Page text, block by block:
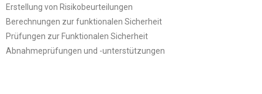
Erstellung von Risikobeurteilungen
Berechnungen zur funktionalen Sicherheit
Prüfungen zur Funktionalen Sicherheit
Abnahmeprüfungen und -unterstützungen